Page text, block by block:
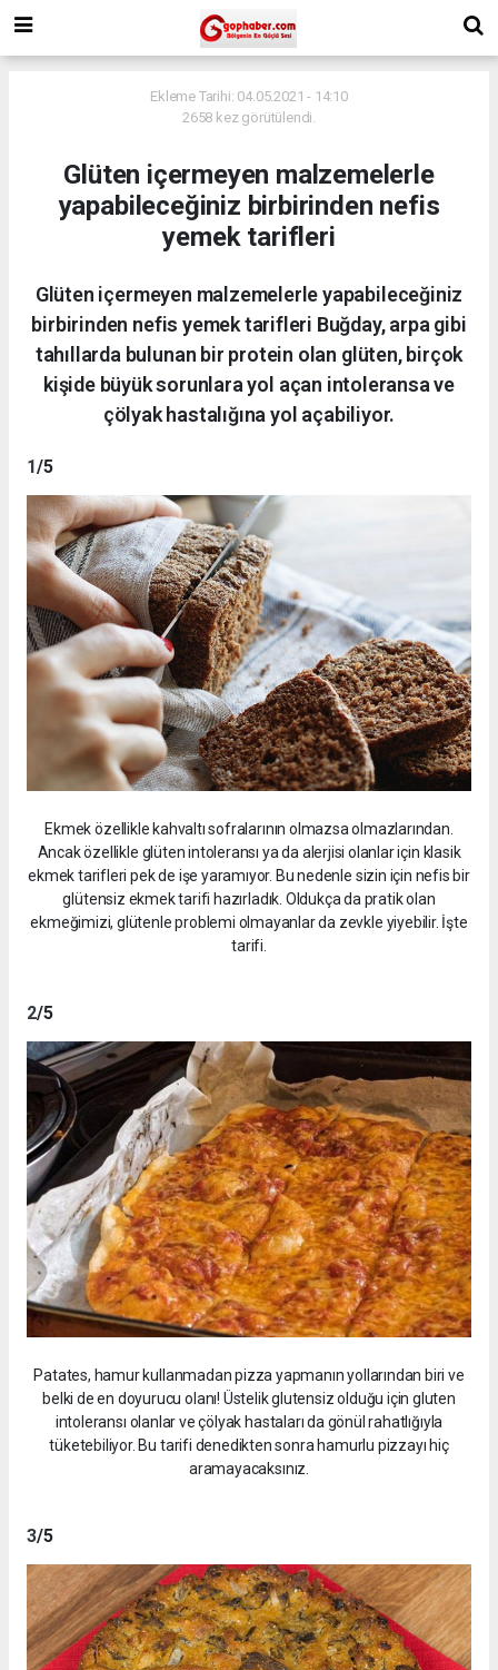
Ekleme Tarihi: 04.05.2021 - 14:10
2658 kez görütülendi.
Glüten içermeyen malzemelerle
yapabileceğiniz birbirinden nefis
yemek tarifleri
Glüten içermeyen malzemelerle yapabileceğiniz
birbirinden nefis yemek tarifleri Buğday, arpa gibi
tahıllarda bulunan bir protein olan glüten, birçok
kişide büyük sorunlara yol açan intoleransa ve
çölyak hastalığına yol açabiliyor.
1/5
Ekmek özellikle kahvaltı sofralarının olmazsa olmazlarından.
Ancak özellikle glüten intoleransı ya da alerjisi olanlar için klasik
ekmek tarifleri pek de işe yaramıyor. Bu nedenle sizin için nefis bir
glütensiz ekmek tarifi hazırladık. Oldukça da pratik olan
ekmeğimizi, glütenle problemi olmayanlar da zevkle yiyebilir. İşte
tarifi.
2/5
Patates, hamur kullanmadan pizza yapmanın yollarından biri ve
belki de en doyurucu olanı! Üstelik glutensiz olduğu için gluten
intoleransı olanlar ve çölyak hastaları da gönül rahatlığıyla
tüketebiliyor. Bu tarifi denedikten sonra hamurlu pizzayı hiç
aramayacaksınız.
3/5